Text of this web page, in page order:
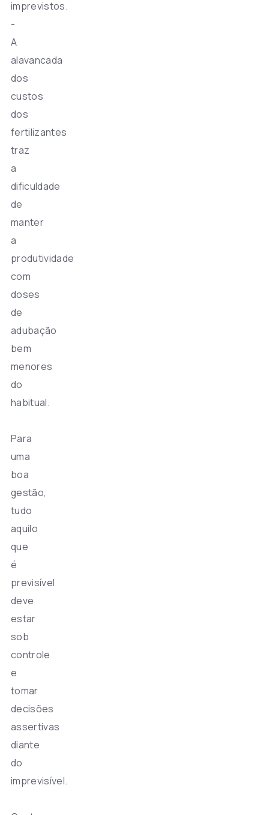
imprevistos.
-
A
alavancada
dos
custos
dos
fertilizantes
traz
a
dificuldade
de
manter
a
produtividade
com
doses
de
adubação
bem
menores
do
habitual.
Para
uma
boa
gestão,
tudo
aquilo
que
é
previsível
deve
estar
sob
controle
e
tomar
decisões
assertivas
diante
do
imprevisível.